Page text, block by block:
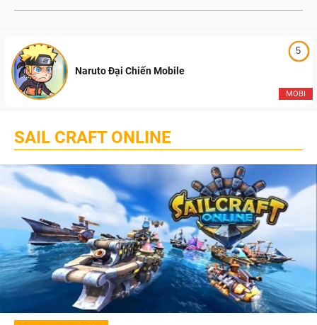
5
MOBI
Naruto Đại Chiến Mobile
SAIL CRAFT ONLINE